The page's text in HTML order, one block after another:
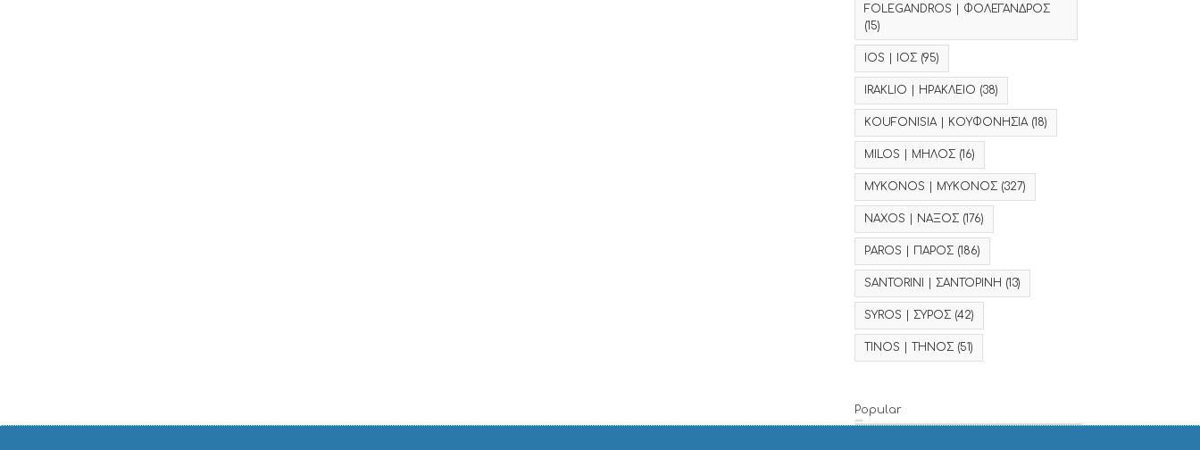
FOLEGANDROS | ΦΟΛΕΓΑΝΔΡΟΣ
(15)
IOS | ΙΟΣ (95)
IRAKLIO | ΗΡΑΚΛΕΙΟ (38)
KOUFONISIA | ΚΟΥΦΟΝΗΣΙΑ(18)
MILOS | ΜΗΛΟΣ (16)
MYKONOS | ΜΥΚΟΝΟΣ (327)
NAXOS | ΝΑΞΟΣ (176)
PAROS | ΠΑΡΟΣ (186)
SANTORINI | ΣΑΝΤΟΡΙΝΗ (13)
SYROS | ΣΥΡΟΣ (42)
TINOS | ΤΗΝΟΣ (51)
Popular